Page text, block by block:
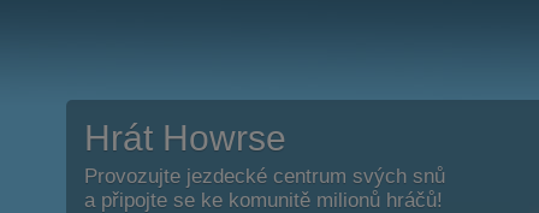
Hrát Howrse
Provozujte jezdecké centrum svých snů
a připojte se ke komunitě milionů hráčů!